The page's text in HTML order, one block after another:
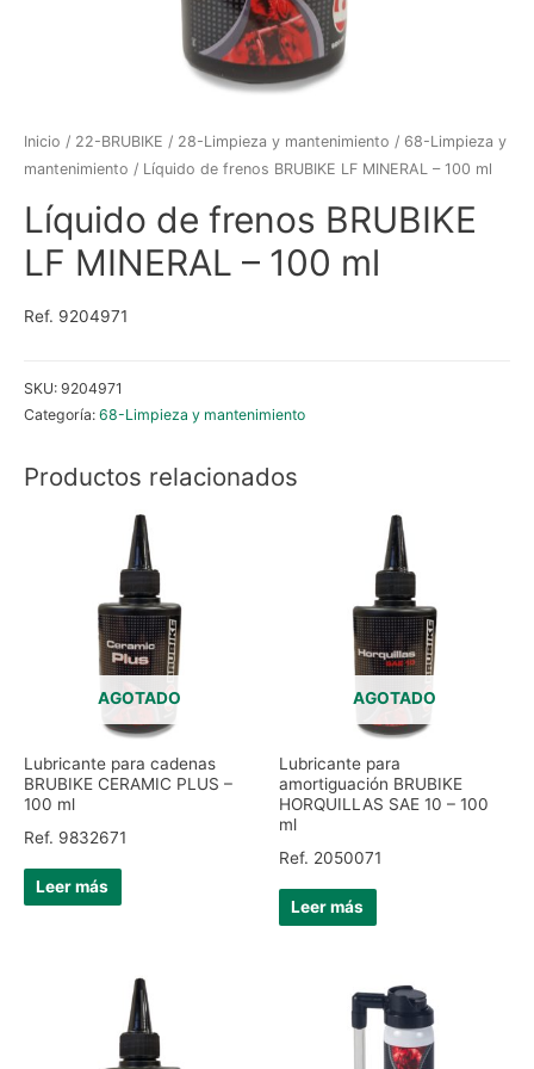
Inicio / 22-BRUBIKE / 28-Limpieza y mantenimiento / 68-Limpieza y
mantenimiento / Líquido de frenos BRUBIKE LF MINERAL – 100 ml
Líquido de frenos BRUBIKE
LF MINERAL – 100 ml
Ref. 9204971
SKU: 9204971
Categoría: 68-Limpieza y mantenimiento
Productos relacionados
AGOTADO
Lubricante para cadenas
BRUBIKE CERAMIC PLUS –
100 ml
Ref. 9832671
Leer más
AGOTADO
Lubricante para
amortiguación BRUBIKE
HORQUILLAS SAE 10 – 100
ml
Ref. 2050071
Leer más